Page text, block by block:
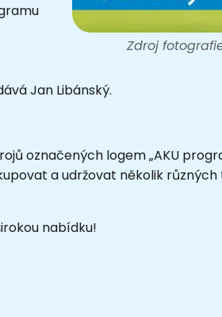
Zdroj
Jan Libánský.
označených logem „AKU
a udržovat několik
nabídku!